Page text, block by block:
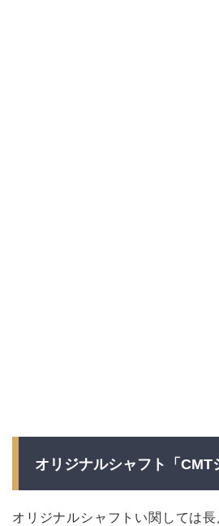
オリジナルシャフト「CMT
オリジナルシャフトい関しては